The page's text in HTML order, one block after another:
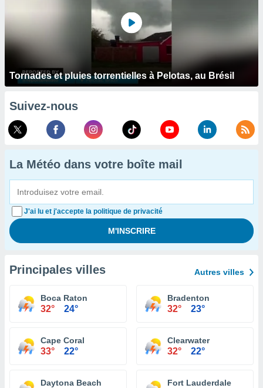
Tornades et pluies torrentielles à Pelotas, au Brésil
Suivez-nous
La Météo dans votre boîte mail
J'ai lu et j'accepte la politique de privacité
Principales villes Autres villes
Boca Raton
32° 24°
Bradenton
32° 23°
Cape Coral
33° 22°
Clearwater
32° 22°
Daytona Beach Fort Lauderdale